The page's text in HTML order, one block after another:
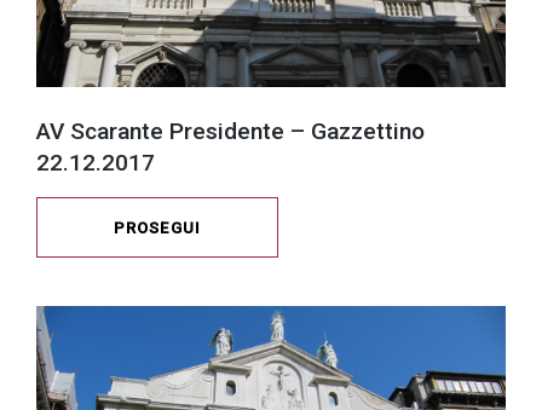
AV Scarante Presidente – Gazzettino
22.12.2017
PROSEGUI